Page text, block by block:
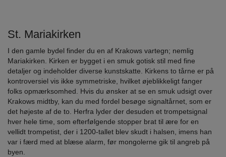
St. Mariakirken
I den gamle bydel finder du en af Krakows vartegn; nemlig
Mariakirken. Kirken er bygget i en smuk gotisk stil med fine
detaljer og indeholder diverse kunstskatte. Kirkens to tårne er på
kontroversiel vis ikke symmetriske, hvilket øjeblikkeligt fanger
folks opmærksomhed. Hvis du ønsker at se en smuk udsigt over
Krakows midtby, kan du med fordel besøge signaltårnet, som er
det højeste af de to. Herfra lyder der desuden et trompetsignal
hver hele time, som efterfølgende stopper brat til ære for en
vellidt trompetist, der i 1200-tallet blev skudt i halsen, imens han
var i færd med at blæse alarm, før mongolerne gik til angreb på
byen.